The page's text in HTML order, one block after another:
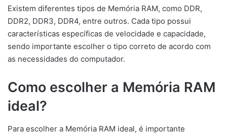
Existem diferentes tipos de Memória RAM, como DDR,
DDR2, DDR3, DDR4, entre outros. Cada tipo possui
características específicas de velocidade e capacidade,
sendo importante escolher o tipo correto de acordo com
as necessidades do computador.
Como escolher a Memória RAM
ideal?
Para escolher a Memória RAM ideal, é importante